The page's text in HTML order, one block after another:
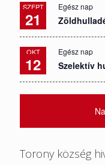
SZEPT
21
Egész nap
OKT
12
Egész nap
Szelektív
Torony község